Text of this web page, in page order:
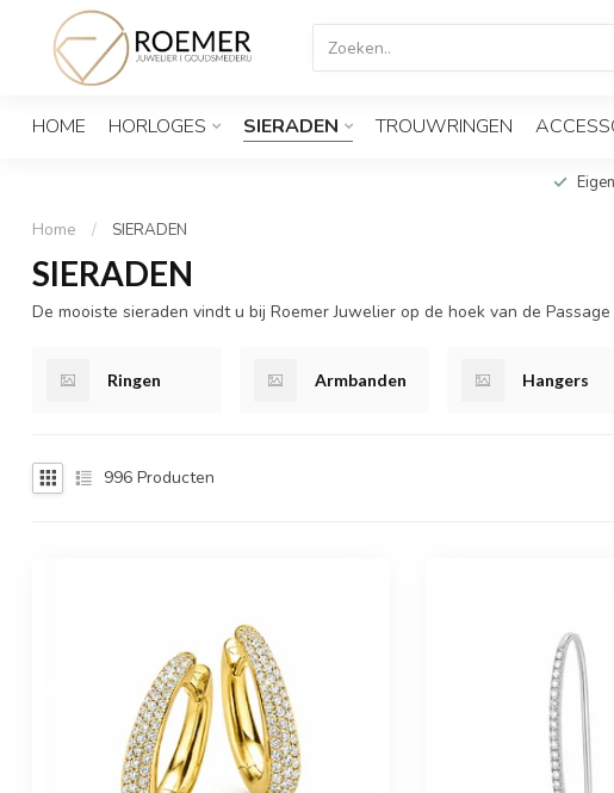
HOME HORLOGES SIERADEN TROUWRINGEN
Home / SIERADEN
SIERADEN
De mooiste sieraden vindt u bij Roemer Juwelier op de hoek van de
Ringen Armbanden Hangers
996 Producten